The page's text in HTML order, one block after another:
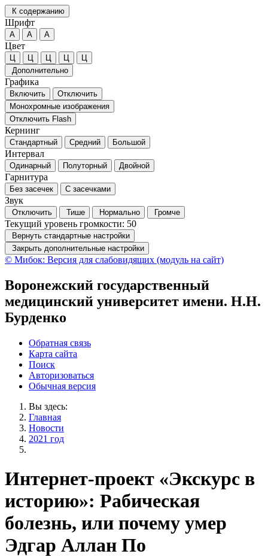
К содержанию
Шрифт
А А А
Цвет
Ц Ц Ц Ц
Ц
Дополнительно
Графика
Включить
Отключить
Монохромные изображения
Отключить Flash
Кернинг
Стандартный Средний Большой
Интервал
Одинарный Полуторный Двойной
Гарнитура
Без засечек С засечками
Звук
Отключить Тише Нормально Громче
Текущий уровень громкости: 50
Вернуть стандартные настройки
Закрыть дополнительные настройки
© Мибок: Версия для слабовидящих (модуль на сайт)
Воронежский государственный
медицинский университет имени. Н.Н.
Бурденко
Обратная связь
Карта сайта
Поиск
Авторизоваться
Обычная версия
Вы здесь:
Главная
Новости
2021 год
Интернет-проект «Экскурс в
историю»: Рабическая
болезнь, или почему умер
Эдгар Аллан По